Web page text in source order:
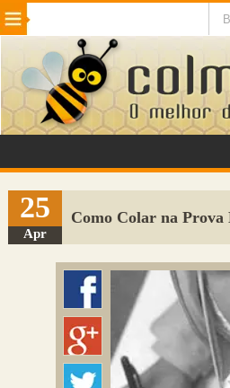
Beleza Cinema e TV
Internet Jogos NotÃ­cias
VeÃ­culos Adulto
Sugerir Link
Adicionar Blog
Colmeia Exchange
25
Apr
Como Colar na Prova